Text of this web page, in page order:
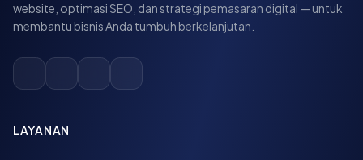
website, optimasi SEO, dan strategi pemasaran digital — untuk
membantu bisnis Anda tumbuh berkelanjutan.
LAYANAN